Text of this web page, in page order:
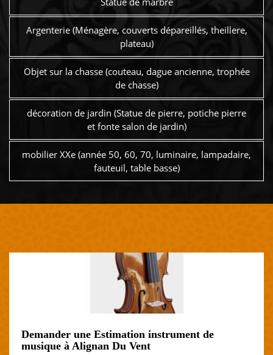
Argenterie (Ménagère, couverts dépareillés, theillere,
plateau)
Objet sur la chasse (couteau, dague ancienne, trophée
de chasse)
décoration de jardin (Statue de pierre, potiche pierre
et fonte salon de jardin)
mobilier XXe (année 50, 60, 70, luminaire, lampadaire,
fauteuil, table basse)
Demander une Estimation instrument de
musique à Alignan Du Vent